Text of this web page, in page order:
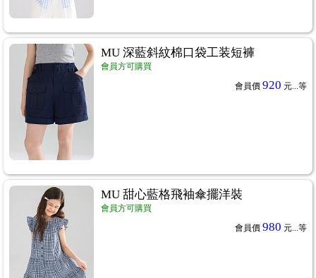
MU 深藍斜紋棉口袋工装短褲
會員方可購買
會員價 920 元...等
MU 甜心藍格飛袖傘擺洋裝
會員方可購買
會員價 980 元...等